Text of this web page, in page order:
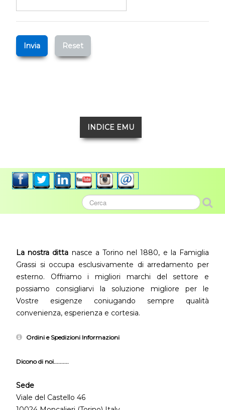
Invia Reset
INDICE EMU
La nostra ditta nasce a Torino nel 1880, e la Famiglia
Grassi si occupa esclusivamente di arredamento per
esterno. Offriamo i migliori marchi del settore e
possiamo consigliarvi la soluzione migliore per le
Vostre esigenze coniugando sempre qualità
convenienza, esperienza e cortesia.
Ordini e Spedizioni Informazioni
Dicono di noi..........
Sede
Viale del Castello 46